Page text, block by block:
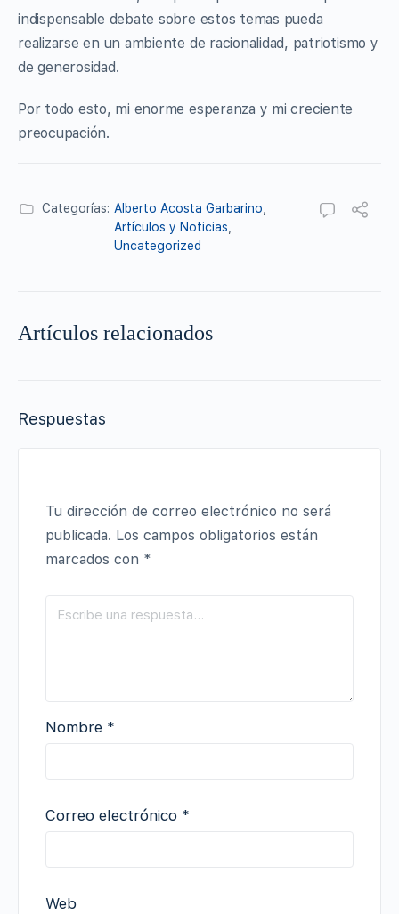
indispensable debate sobre estos temas pueda
realizarse en un ambiente de racionalidad, patriotismo y
de generosidad.
Por todo esto, mi enorme esperanza y mi creciente
preocupación.
Categorías: Alberto Acosta Garbarino,
Artículos y Noticias,
Uncategorized
Artículos relacionados
Respuestas
Tu dirección de correo electrónico no será
publicada. Los campos obligatorios están
marcados con *
Nombre *
Correo electrónico *
Web